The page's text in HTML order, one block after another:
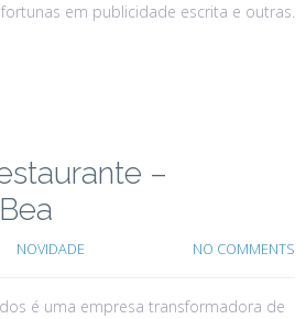
em publicidade escrita e outras.
–
NOVIDADE NO COMMENTS
é uma empresa transformadora de